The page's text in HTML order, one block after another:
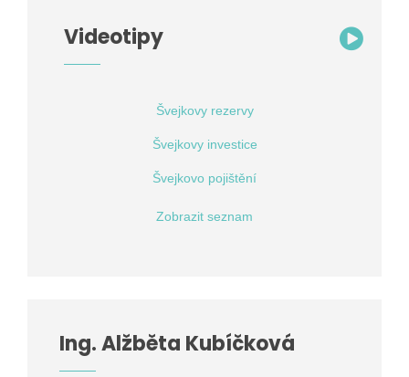
Videotipy
Švejkovy rezervy
Švejkovy investice
Švejkovo pojištění
Zobrazit seznam
Ing. Alžběta Kubíčková